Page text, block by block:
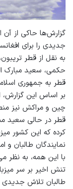
جدیدی را برای
به نقل از قطر
حکمی، سعید مبارک
قطر به جمهوری
بر اساس این
چین و مراکش نیز
قطر در حالی سعید
کرده که این کشور
نمایندگان طالبان و
با این همه، به نظر
تنش اخیر بر سر
طالبان تلاش